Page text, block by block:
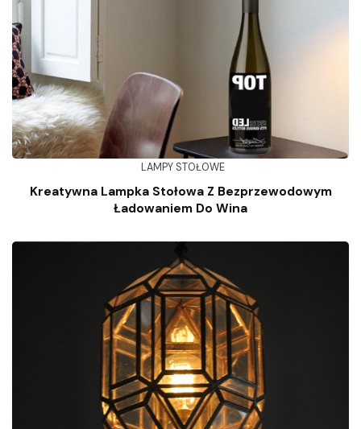
LAMPY STOŁOWE
Kreatywna Lampka Stołowa Z Bezprzewodowym
Ładowaniem Do Wina